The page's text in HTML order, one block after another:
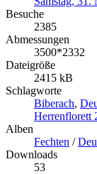
Besuche
2385
Abmessungen
3500*2332
Dateigröße
2415 kB
Schlagworte
Biberach,
Herrenflorett
Alben
Fechten /
Downloads
53